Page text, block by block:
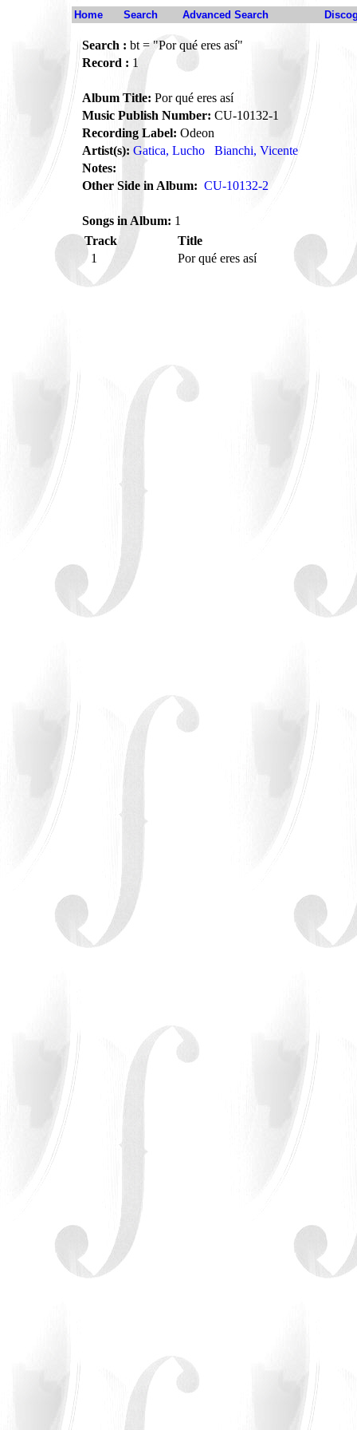
Home Search Advanced Search
Search : bt = "Por qué eres así"
Record : 1
Album Title: Por qué eres así
Music Publish Number: CU-10132-1
Recording Label: Odeon
Artist(s): Gatica, Lucho
Bianchi, Vicente
Notes:
Other Side in Album: CU-10132-2
Songs in Album: 1
Track
Title
1
Por qué eres así